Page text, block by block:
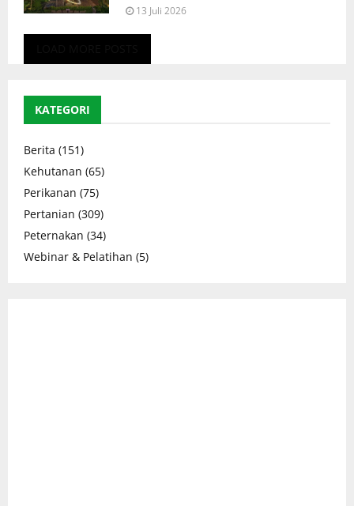
13 Juli 2026
KATEGORI
Berita (151)
Kehutanan (65)
Perikanan (75)
Pertanian (309)
Peternakan (34)
Webinar & Pelatihan (5)